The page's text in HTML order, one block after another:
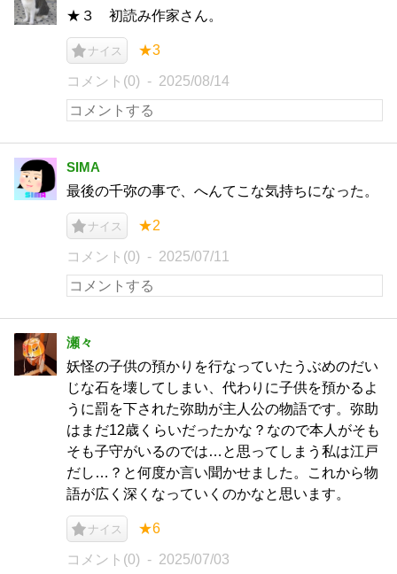
★３ 初読み作家さん。
ナイス ★3
コメント(0) 2025/08/14
SIMA
最後の千弥の事で、へんてこな気持ちになった。
ナイス ★2
コメント(0) 2025/07/11
瀬々
妖怪の子供の預かりを行なっていたうぶめのだい
じな石を壊してしまい、代わりに子供を預かるよ
うに罰を下された弥助が主人公の物語です。弥助
はまだ12歳くらいだったかな？なので本人がそも
そも子守がいるのでは…と思ってしまう私は江戸
だし…？と何度か言い聞かせました。これから物
語が広く深くなっていくのかなと思います。
ナイス ★6
コメント(0) 2025/07/03